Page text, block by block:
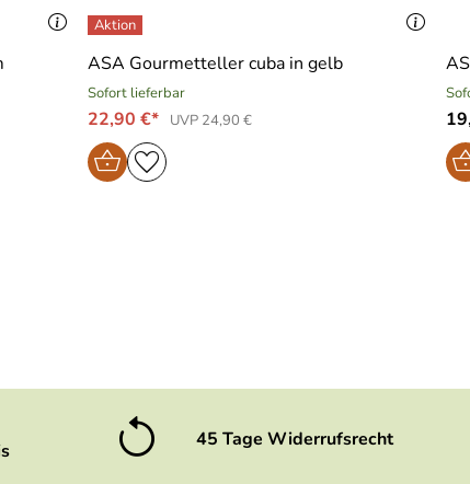
ASA Gourmetteller cuba in gelb
Sofort lieferbar
22,90 €* UVP 24,90 €
45 Tage Widerrufsrecht